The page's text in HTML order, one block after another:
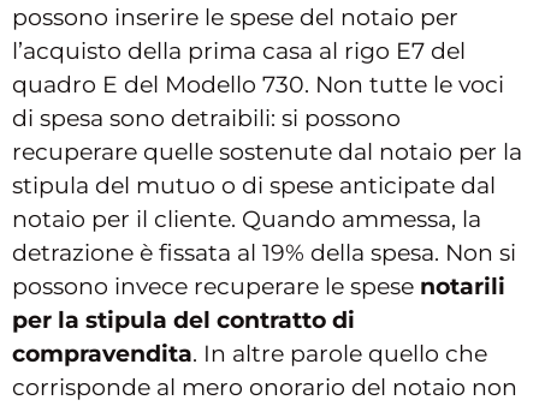
possono inserire le spese del notaio per
l’acquisto della prima casa al rigo E7 del
quadro E del Modello 730. Non tutte le voci
di spesa sono detraibili: si possono
recuperare quelle sostenute dal notaio per la
stipula del mutuo o di spese anticipate dal
notaio per il cliente. Quando ammessa, la
detrazione è fissata al 19% della spesa. Non si
possono invece recuperare le spese notarili
per la stipula del contratto di
compravendita. In altre parole quello che
corrisponde al mero onorario del notaio non